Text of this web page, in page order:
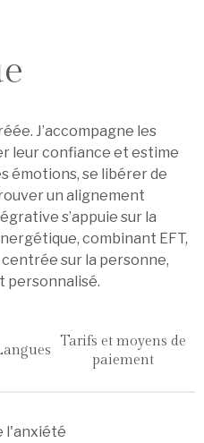
J’accompagne les
leur confiance et estime
émotions, se libérer de
un alignement
s’appuie sur la
combinant EFT,
sur la personne,
personnalisé.
Tarifs et moyens de
paiement
l'anxiété